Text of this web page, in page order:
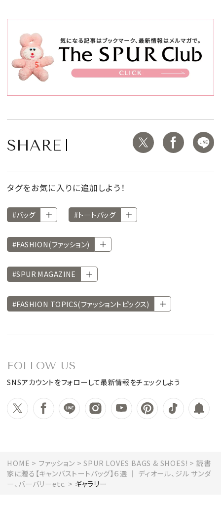
SHARE
タグをお気に入りに追加しよう！
#バッグ #トートバッグ
#FASHION(ファッション)
#SPUR MAGAZINE
#FASHION TOPICS(ファッショントピックス)
FOLLOW US
SNSアカウントをフォローして最新情報をチェックしよう
HOME ファッション SPUR LOVES BAGS & SHOES!
読書
家に贈る【キャンバストートバッグ】６選 ｜ ディオール、ジル サンダ
ー、バーバリーetc.
ギャラリー